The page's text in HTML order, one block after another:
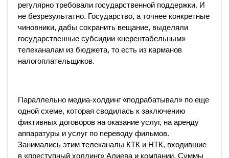
регулярно требовали государственной поддержки. И
не безрезультатно. Государство, а точнее конкретные
чиновники, дабы сохранить вещание, выделяли
государственные субсидии «нерентабельным»
телеканалам из бюджета, то есть из карманов
налогоплательщиков.
Параллельно медиа-холдинг «подрабатывал» по еще
одной схеме, которая сводилась к заключению
фиктивных договоров на оказание услуг, на аренду
аппаратуры и услуг по переводу фильмов.
Занимались этим телеканалы КТК и НТК, входившие
в «преступный холдинг» Алиева и компании. Суммы